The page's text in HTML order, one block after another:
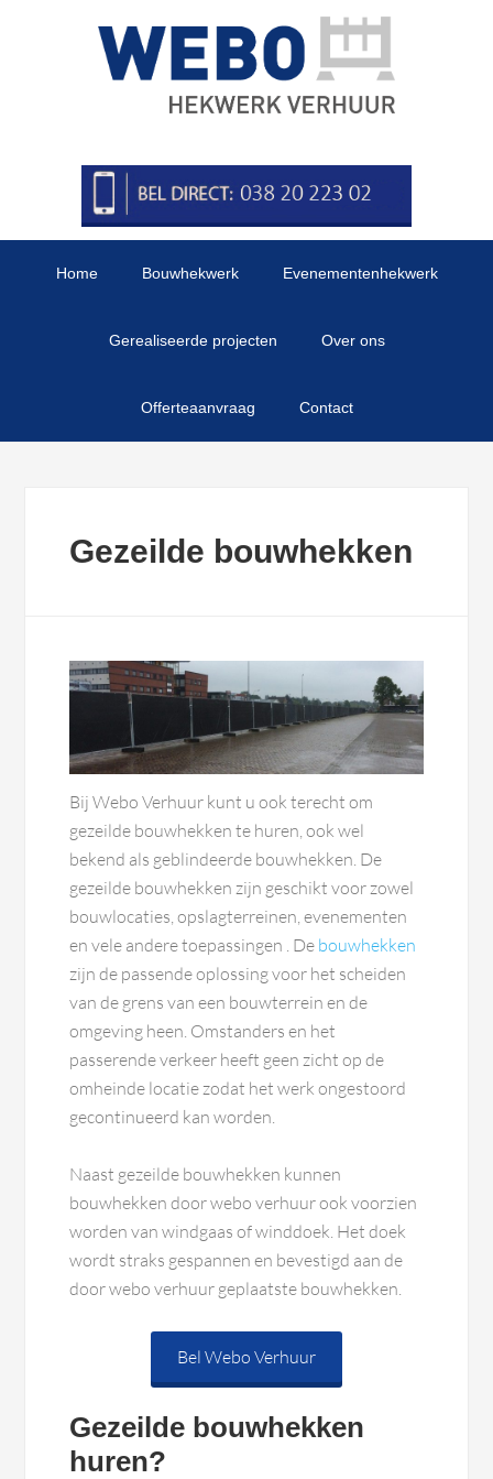
Home Bouwhekwerk Evenementenhekwerk
Gerealiseerde projecten Over ons
Offerteaanvraag Contact
Gezeilde bouwhekken
Bij Webo Verhuur kunt u ook terecht om
gezeilde bouwhekken te huren, ook wel
bekend als geblindeerde bouwhekken. De
gezeilde bouwhekken zijn geschikt voor zowel
bouwlocaties, opslagterreinen, evenementen
en vele andere toepassingen . De bouwhekken
zijn de passende oplossing voor het scheiden
van de grens van een bouwterrein en de
omgeving heen. Omstanders en het
passerende verkeer heeft geen zicht op de
omheinde locatie zodat het werk ongestoord
gecontinueerd kan worden.
Naast gezeilde bouwhekken kunnen
bouwhekken door webo verhuur ook voorzien
worden van windgaas of winddoek. Het doek
wordt straks gespannen en bevestigd aan de
door webo verhuur geplaatste bouwhekken.
Bel Webo Verhuur
Gezeilde bouwhekken
huren?